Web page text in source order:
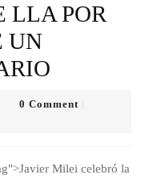
LLA POR
UN
0 Comment
Milei celebró la